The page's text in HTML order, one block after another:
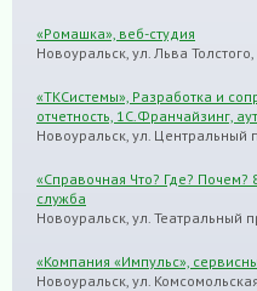
«Ромашка», веб-студия
Новоуральск, ул. Льва
«TКСистемы», Разработка и
отчетность, 1С.Франчайзинг,
Новоуральск, ул. Центральный
«Справочная Что? Где?
служба
Новоуральск, ул. Театральный
«Компания «Импульс»,
Новоуральск, ул.